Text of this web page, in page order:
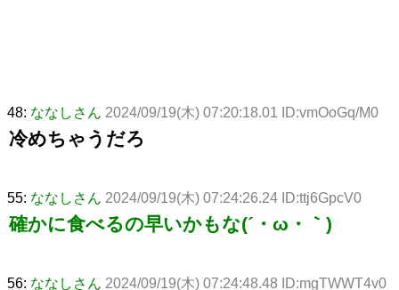
48: ななしさん 2024/09/19(木) 07:20:18.01 ID:vmOoGq/M0
冷めちゃうだろ
55: ななしさん 2024/09/19(木) 07:24:26.24 ID:ttj6GpcV0
確かに食べるの早いかもな(´・ω・｀)
56: ななしさん 2024/09/19(木) 07:24:48.48 ID:mgTWWT4v0